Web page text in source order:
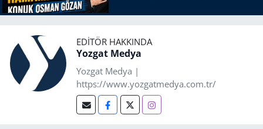
EDITÖR HAKKINDA
Yozgat Medya
Yozgat Medya |
https://www.yozgatmedya.com.tr/